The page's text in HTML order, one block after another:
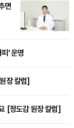
면
’ 운영
장 칼럼]
[정도감 원장 칼럼]